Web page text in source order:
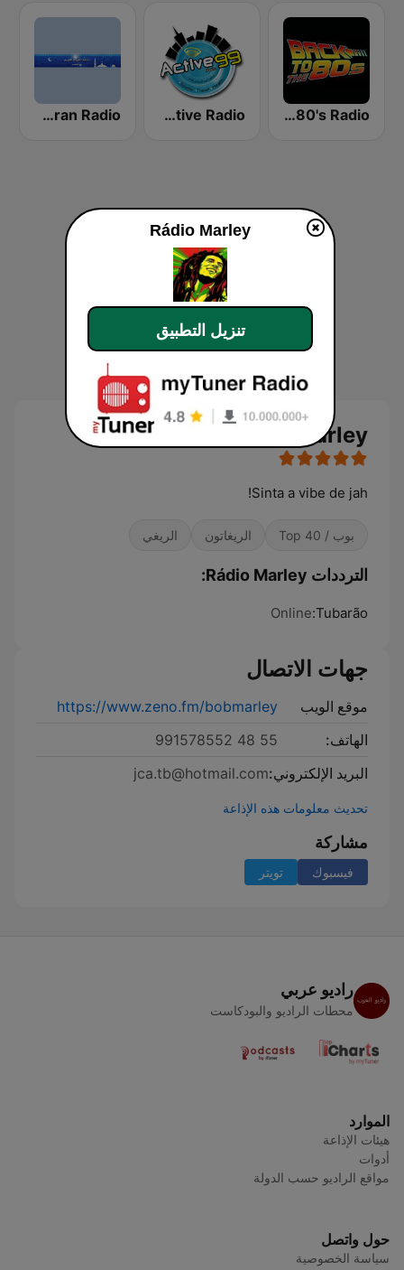
Back To The 80's Radio
FM 99 Active Radio Egyptian Holy Quran Radio (اذاعه القرآن الكريم المصريه)
Rádio Marley بث حي
Sinta a vibe de jah!
بوب / Top 40 الريغاتون الريغي
الترددات Rádio Marley:
Tubarão:
Online
جهات الاتصال
موقع الويب
https://www.zeno.fm/bobmarley
الهاتف:
55 48 991578552
البريد الإلكتروني:jca.tb@hotmail.com
تحديث معلومات هذه الإذاعة
مشاركة
فيسبوك تويتر
راديو عربي
محطات الراديو والبودكاست
الموارد
هيئات الإذاعة
أدوات
مواقع الراديو حسب الدولة
حول واتصل
سياسة الخصوصية
Rádio Marley
تنزيل التطبيق